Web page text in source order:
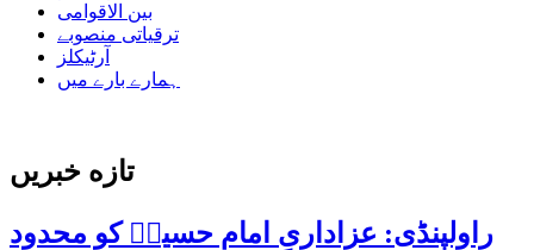
بین الاقوامی
ترقیاتی منصوبے
آرٹیکلز
ہمارے بارے میں
تازه خبریں
راولپنڈی: عزاداریِ امام حسینؑ کو محدود